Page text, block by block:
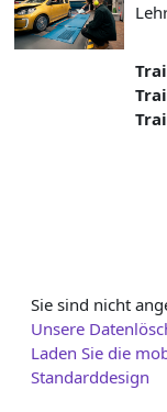
Sie sind nicht
Unsere
Laden Sie die
Standarddesign